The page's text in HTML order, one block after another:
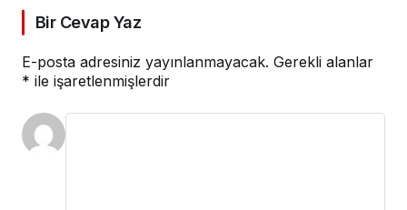
Bir Cevap Yaz
E-posta adresiniz yayınlanmayacak. Gerekli alanlar
* ile işaretlenmişlerdir